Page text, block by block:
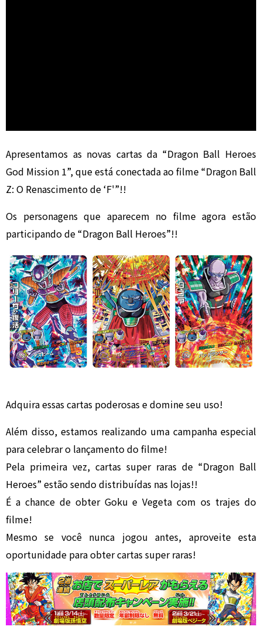
Apresentamos as novas cartas da “Dragon Ball Heroes
God Mission 1”, que está conectada ao filme “Dragon Ball
Z: O Renascimento de ‘F'”!!
Os personagens que aparecem no filme agora estão
participando de “Dragon Ball Heroes”!!
Adquira essas cartas poderosas e domine seu uso!
Além disso, estamos realizando uma campanha especial
para celebrar o lançamento do filme!
Pela primeira vez, cartas super raras de “Dragon Ball
Heroes” estão sendo distribuídas nas lojas!!
É a chance de obter Goku e Vegeta com os trajes do
filme!
Mesmo se você nunca jogou antes, aproveite esta
oportunidade para obter cartas super raras!